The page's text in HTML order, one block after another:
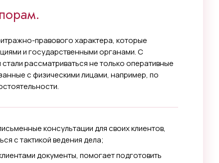
правового характера, которые
и государственными органами. С
рассматриваться не только оперативные
с физическими лицами, например, по
консультации для своих клиентов,
с тактикой ведения дела;
документы, помогает подготовить